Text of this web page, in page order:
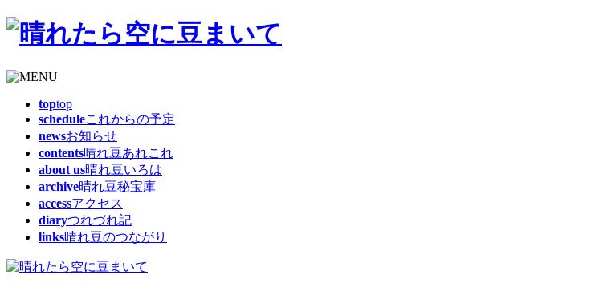
toptop
scheduleこれからの予定
newsお知らせ
contents晴れ豆あれこれ
about us晴れ豆いろは
archive晴れ豆秘宝庫
accessアクセス
diaryつれづれ記
links晴れ豆のつながり